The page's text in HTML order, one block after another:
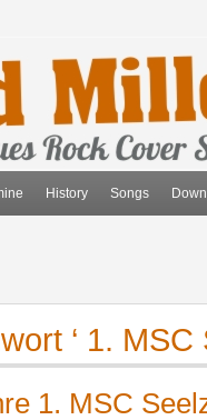
History Songs
‘ 1. MSC
1. MSC